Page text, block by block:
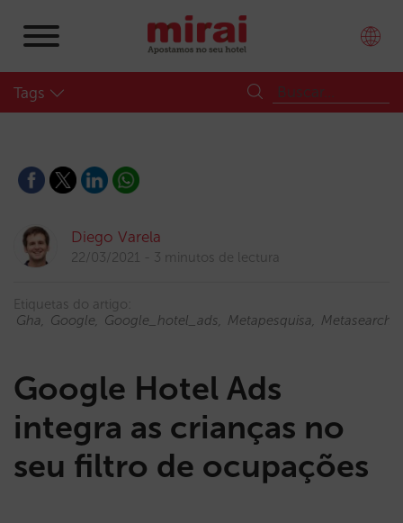
Tags
Diego Varela
22/03/2021 3 minutos de lectura
Etiquetas do artigo:
Gha
Google Google_hotel_ads Metapesquisa Metasearch
Google Hotel Ads
integra as crianças no
seu filtro de ocupações